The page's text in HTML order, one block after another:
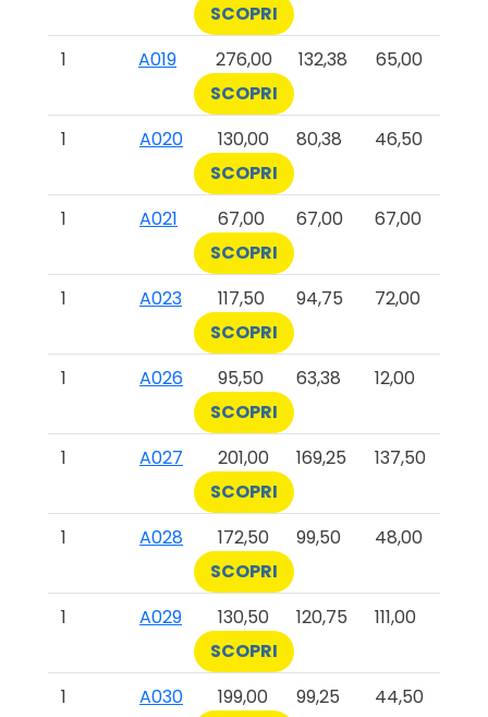
SCOPRI
1
A019 276,00 132,38
65,00
SCOPRI
1
A020 130,00 80,38
46,50
SCOPRI
1
A021 67,00 67,00
67,00
SCOPRI
1
A023 117,50 94,75
72,00
SCOPRI
1
A026 95,50 63,38
12,00
SCOPRI
1
A027 201,00 169,25
137,50
SCOPRI
1
A028 172,50 99,50
48,00
SCOPRI
1
A029 130,50 120,75
111,00
SCOPRI
1
A030 199,00 99,25
44,50